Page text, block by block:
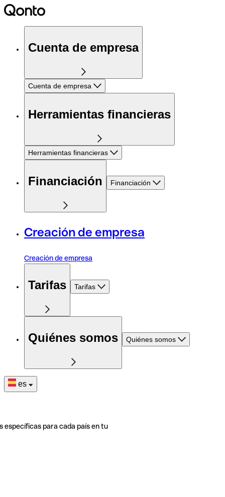
Cuenta de empresa
Cuenta de empresa
Herramientas financieras
Herramientas financieras
Financiación Financiación
Creación de empresa
Creación de empresa
Tarifas Tarifas
Quiénes somos Quiénes somos
es
específicas para cada país en tu